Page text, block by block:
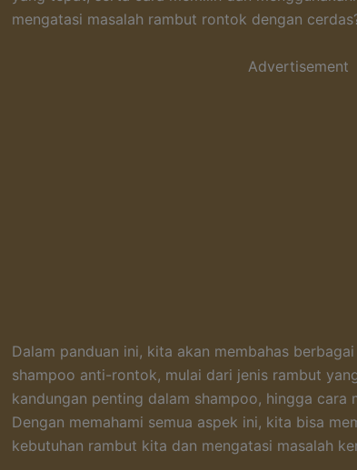
mengatasi masalah rambut rontok dengan
Advertisement
Dalam panduan ini, kita akan membahas
shampoo anti-rontok, mulai dari jenis rambut
kandungan penting dalam shampoo, hingga cara
Dengan memahami semua aspek ini, kita bisa
kebutuhan rambut kita dan mengatasi masalah